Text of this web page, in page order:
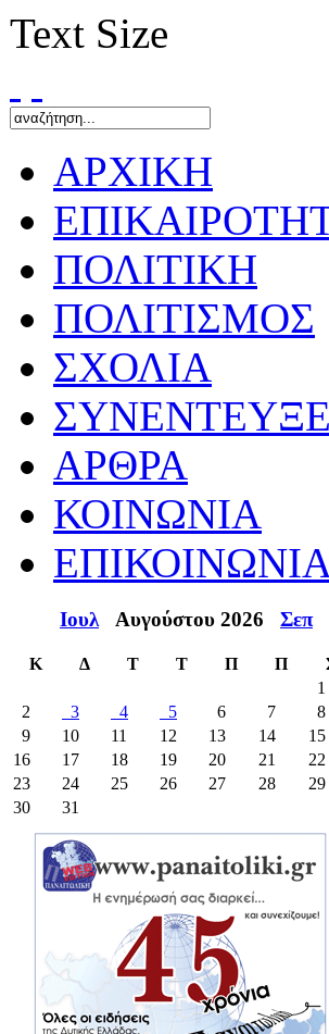
Text Size
ΑΡΧΙΚΗ
ΠΟΛΙΤΙΚΗ
ΠΟΛΙΤΙΣΜΟΣ
ΣΧΟΛΙΑ
ΑΡΘΡΑ
ΚΟΙΝΩΝΙΑ
Ιουλ Αυγούστου 2026 Σεπ
Κ Δ Τ Τ Π Π
1
2
3 4 5 6 7
8
9
10 11 12 13 14
15
16
17 18 19 20 21
22
23
24 25 26 27 28
29
30
31